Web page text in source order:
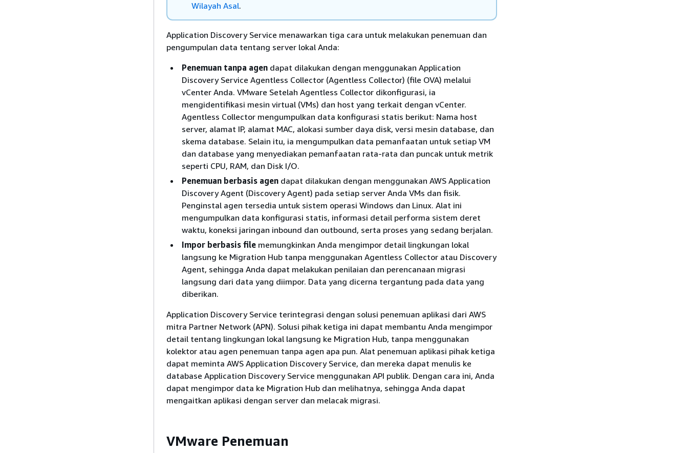
Wilayah Asal.
Application Discovery Service menawarkan tiga cara untuk melakukan penemuan dan
pengumpulan data tentang server lokal Anda:
Penemuan tanpa agen dapat dilakukan dengan menggunakan Application
Discovery Service Agentless Collector (Agentless Collector) (file OVA) melalui
vCenter Anda. VMware Setelah Agentless Collector dikonfigurasi, ia
mengidentifikasi mesin virtual (VMs) dan host yang terkait dengan vCenter.
Agentless Collector mengumpulkan data konfigurasi statis berikut: Nama host
server, alamat IP, alamat MAC, alokasi sumber daya disk, versi mesin database, dan
skema database. Selain itu, ia mengumpulkan data pemanfaatan untuk setiap VM
dan database yang menyediakan pemanfaatan rata-rata dan puncak untuk metrik
seperti CPU, RAM, dan Disk I/O.
Penemuan berbasis agen dapat dilakukan dengan menggunakan AWS Application
Discovery Agent (Discovery Agent) pada setiap server Anda VMs dan fisik.
Penginstal agen tersedia untuk sistem operasi Windows dan Linux. Alat ini
mengumpulkan data konfigurasi statis, informasi detail performa sistem deret
waktu, koneksi jaringan inbound dan outbound, serta proses yang sedang berjalan.
Impor berbasis file memungkinkan Anda mengimpor detail lingkungan lokal
langsung ke Migration Hub tanpa menggunakan Agentless Collector atau Discovery
Agent, sehingga Anda dapat melakukan penilaian dan perencanaan migrasi
langsung dari data yang diimpor. Data yang dicerna tergantung pada data yang
diberikan.
Application Discovery Service terintegrasi dengan solusi penemuan aplikasi dari AWS
mitra Partner Network (APN). Solusi pihak ketiga ini dapat membantu Anda mengimpor
detail tentang lingkungan lokal langsung ke Migration Hub, tanpa menggunakan
kolektor atau agen penemuan tanpa agen apa pun. Alat penemuan aplikasi pihak ketiga
dapat meminta AWS Application Discovery Service, dan mereka dapat menulis ke
database Application Discovery Service menggunakan API publik. Dengan cara ini, Anda
dapat mengimpor data ke Migration Hub dan melihatnya, sehingga Anda dapat
mengaitkan aplikasi dengan server dan melacak migrasi.
VMware Penemuan